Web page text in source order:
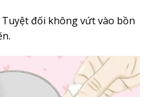
đối không vứt vào bồn